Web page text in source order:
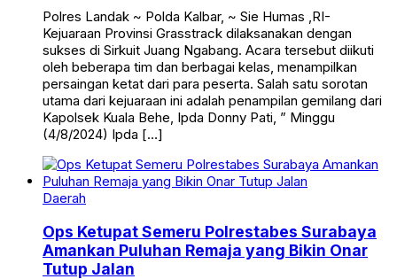
Polres Landak ~ Polda Kalbar, ~ Sie Humas ,RI-
Kejuaraan Provinsi Grasstrack dilaksanakan dengan
sukses di Sirkuit Juang Ngabang. Acara tersebut diikuti
oleh beberapa tim dan berbagai kelas, menampilkan
persaingan ketat dari para peserta. Salah satu sorotan
utama dari kejuaraan ini adalah penampilan gemilang dari
Kapolsek Kuala Behe, Ipda Donny Pati, ” Minggu
(4/8/2024) Ipda […]
Daerah
Ops Ketupat Semeru Polrestabes Surabaya
Amankan Puluhan Remaja yang Bikin Onar
Tutup Jalan